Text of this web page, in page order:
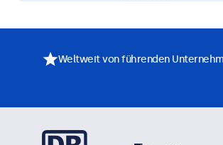
Weltweit von führenden